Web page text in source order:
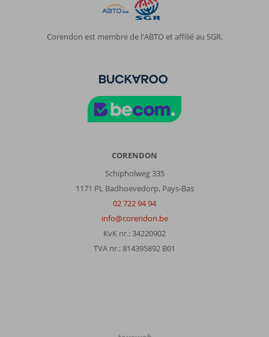
Corendon est membre de l'ABTO et affilié au SGR.
CORENDON
Schipholweg 335
1171 PL Badhoevedorp, Pays-Bas
02 722 94 94
info@corendon.be
KvK nr.: 34220902
TVA nr.: 814395892 B01